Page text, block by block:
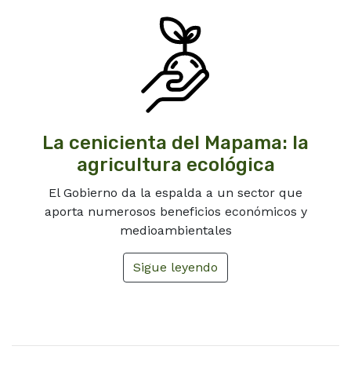
La cenicienta del Mapama: la
agricultura ecológica
El Gobierno da la espalda a un sector que
aporta numerosos beneficios económicos y
medioambientales
Sigue leyendo